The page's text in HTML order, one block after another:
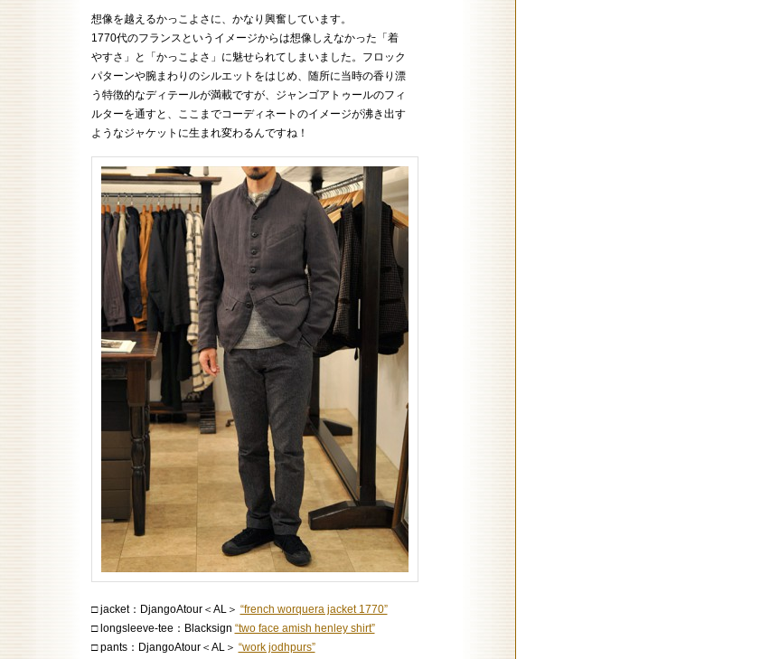
想像を越えるかっこよさに、かなり興奮しています。
1770代のフランスというイメージからは想像しえなかった「着
やすさ」と「かっこよさ」に魅せられてしまいました。フロック
パターンや腕まわりのシルエットをはじめ、随所に当時の香り漂
う特徴的なディテールが満載ですが、ジャンゴアトゥールのフィ
ルターを通すと、ここまでコーディネートのイメージが沸き出す
ようなジャケットに生まれ変わるんですね！
□ jacket：DjangoAtour＜AL＞ “french worquera jacket 1770”
□ longsleeve-tee：Blacksign “two face amish henley shirt”
□ pants：DjangoAtour＜AL＞ “work jodhpurs”